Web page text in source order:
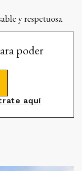
y respetuosa.
poder
aquí